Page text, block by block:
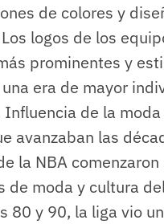
de colores y
logos de los
prominentes y
era de mayor
Influencia de la
avanzaban las
la NBA
de moda y cultura
80 y 90, la liga vio